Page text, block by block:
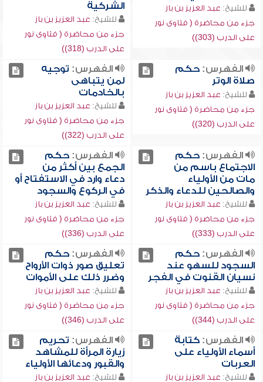
للشيخ: عبد العزيز بن باز
جزء من محاضرة ( فتاوى نور
على الدرب (303))
الشركية
للشيخ: عبد العزيز بن باز
جزء من محاضرة ( فتاوى نور
على الدرب (318))
الفهرس:حكم
صلاة الوتر
للشيخ: عبد العزيز بن باز
جزء من محاضرة ( فتاوى نور
على الدرب (320))
الفهرس: توجيه
لمن يتباهى
بالخادمات
للشيخ: عبد العزيز بن باز
جزء من محاضرة ( فتاوى نور
على الدرب (322))
الفهرس:حكم
الاجتماع باسم من
مات من الأولياء
والصالحين للدعاء والذكر
للشيخ: عبد العزيز بن باز
جزء من محاضرة ( فتاوى نور
على الدرب (333))
الفهرس:حكم
الجمع بين أكثر من
دعاء وارد في الاستفتاح أو
في الركوع والسجود
للشيخ: عبد العزيز بن باز
جزء من محاضرة ( فتاوى نور
على الدرب (336))
الفهرس:حكم
السجود للسهو عند
نسيان القنوت في الفجر
للشيخ: عبد العزيز بن باز
جزء من محاضرة ( فتاوى نور
على الدرب (344))
الفهرس:حكم
تعليق صور ذوات الأرواح
وضرر ذلك على الأموات
للشيخ: عبد العزيز بن باز
جزء من محاضرة ( فتاوى نور
على الدرب (346))
الفهرس:كتابة
أسماء الأولياء على
العربات
للشيخ: عبد العزيز بن باز
الفهرس: تحريم
زيارة المرأة للمشاهد
والقبور ودعائها الأولياء
للشيخ: عبد العزيز بن باز